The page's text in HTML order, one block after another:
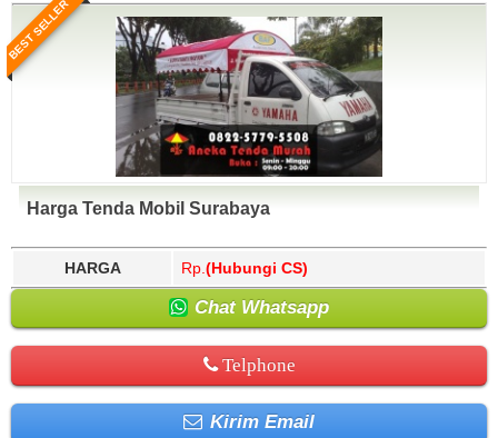
BEST SELLER
Harga Tenda Mobil Surabaya
HARGA Rp. (Hubungi CS)
Chat Whatsapp
Telphone
Kirim Email